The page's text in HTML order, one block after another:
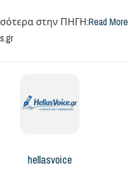
στην ΠΗΓΗ:Read More
hellasvoice